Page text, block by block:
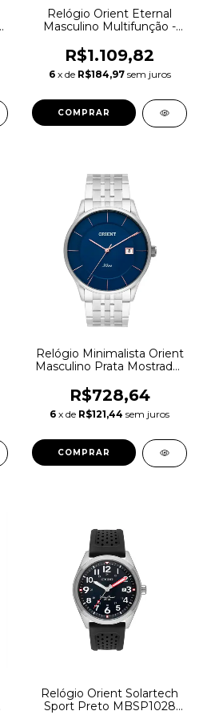
Relógio Orient Eternal
Masculino Multifunção -
R$1.109,82
6 x de R$184,97 sem juros
Relógio Minimalista Orient
Masculino Prata Mostrador
R$728,64
6 x de R$121,44 sem juros
Relógio Orient Solartech
Sport Preto MBSP1028